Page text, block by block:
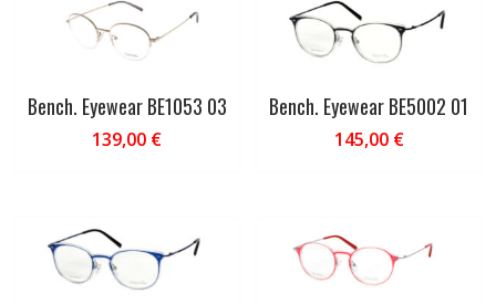
Bench. Eyewear BE1053 03
139,00 €
Bench. Eyewear BE5002 01
145,00 €